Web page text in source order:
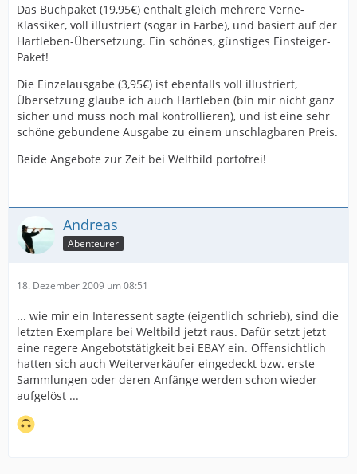
Das Buchpaket (19,95€) enthält gleich mehrere Verne-
Klassiker, voll illustriert (sogar in Farbe), und basiert auf der
Hartleben-Übersetzung. Ein schönes, günstiges Einsteiger-
Paket!
Die Einzelausgabe (3,95€) ist ebenfalls voll illustriert,
Übersetzung glaube ich auch Hartleben (bin mir nicht ganz
sicher und muss noch mal kontrollieren), und ist eine sehr
schöne gebundene Ausgabe zu einem unschlagbaren Preis.
Beide Angebote zur Zeit bei Weltbild portofrei!
Andreas
Abenteurer
18. Dezember 2009 um 08:51
... wie mir ein Interessent sagte (eigentlich schrieb), sind die
letzten Exemplare bei Weltbild jetzt raus. Dafür setzt jetzt
eine regere Angebotstätigkeit bei EBAY ein. Offensichtlich
hatten sich auch Weiterverkäufer eingedeckt bzw. erste
Sammlungen oder deren Anfänge werden schon wieder
aufgelöst ...